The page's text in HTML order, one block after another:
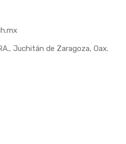
Juchitán de Zaragoza, Oax.